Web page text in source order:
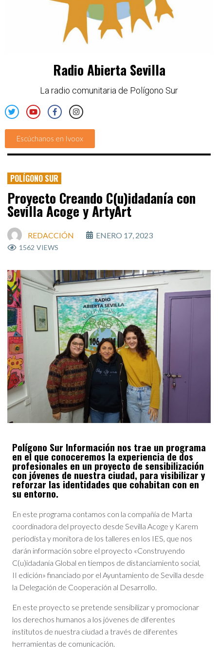
Radio Abierta Sevilla
La radio comunitaria de Polígono Sur
Escúchanos en Ivoox
POLÍGONO SUR
Proyecto Creando C(u)idadanía con
Sevilla Acoge y ArtyArt
REDACCIÓN ENERO 17, 2023
1562 VIEWS
Polígono Sur Información nos trae un programa
en el que conoceremos la experiencia de dos
profesionales en un proyecto de sensibilización
con jóvenes de nuestra ciudad, para visibilizar y
reforzar las identidades que cohabitan con en
su entorno.
En este programa contamos con la compañía de Marta
coordinadora del proyecto desde Sevilla Acoge y Karem
periodista y monitora de los talleres en los IES, que nos
darán información sobre el proyecto «Construyendo
C(u)idadanía Global en tiempos de distanciamiento social,
II edición» financiado por el Ayuntamiento de Sevilla desde
la Delegación de Cooperación al Desarrollo.
En este proyecto se pretende sensibilizar y promocionar
los derechos humanos a los jóvenes de diferentes
institutos de nuestra ciudad a través de diferentes
herramientas de comunicación.